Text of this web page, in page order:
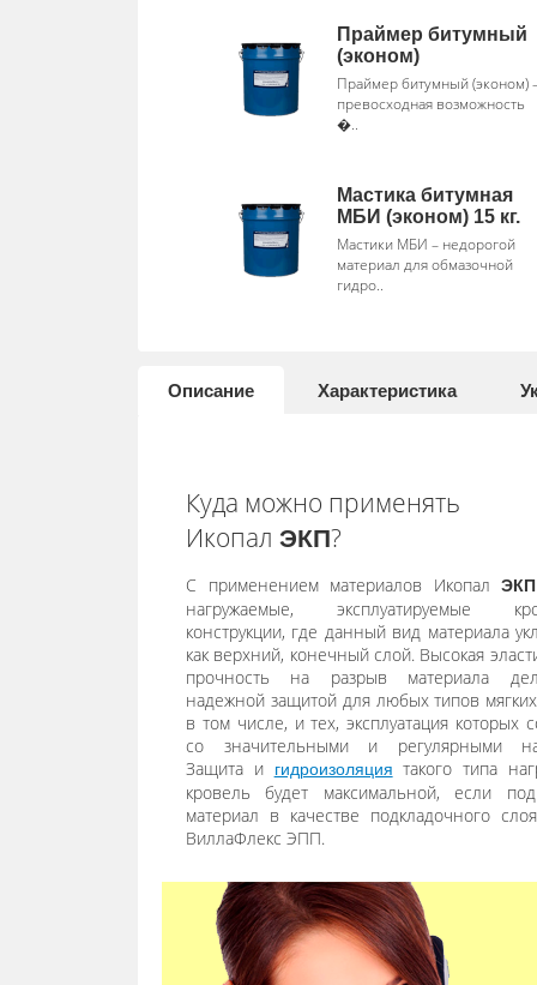
Праймер битумный
(эконом)
Праймер битумный (эконом)
превосходная возможность
�..
Мастика битумная
МБИ (эконом) 15 кг.
Мастики МБИ – недорогой
материал для обмазочной
гидро..
Описание Характеристика
Куда можно применять
Икопал ЭКП?
С применением материалов Икопал ЭКП
нагружаемые, эксплуатируемые
конструкции, где данный вид материала
как верхний, конечный слой. Высокая
прочность на разрыв материала
надежной защитой для любых типов
в том числе, и тех, эксплуатация которых
со значительными и регулярными
Защита и
гидроизоляция такого типа
кровель будет максимальной, если
материал в качестве подкладочного
ВиллаФлекс ЭПП.